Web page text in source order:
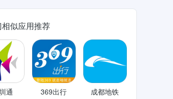
似应用推荐
通 369出行 成都地铁